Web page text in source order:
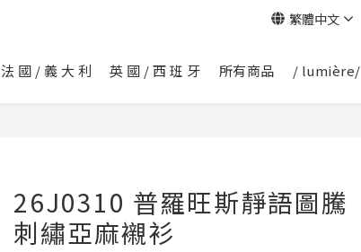
繁體中文
法 國 / 義 大 利 英 國 / 西 班 牙 所有商品 / lumière/
26J0310 普羅旺斯靜語圖騰
刺繡亞麻襯衫